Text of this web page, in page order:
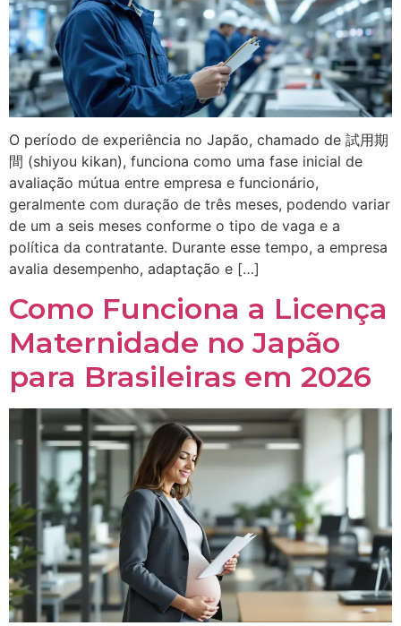
O período de experiência no Japão, chamado de 試用期
間 (shiyou kikan), funciona como uma fase inicial de
avaliação mútua entre empresa e funcionário,
geralmente com duração de três meses, podendo variar
de um a seis meses conforme o tipo de vaga e a
política da contratante. Durante esse tempo, a empresa
avalia desempenho, adaptação e […]
Como Funciona a Licença
Maternidade no Japão
para Brasileiras em 2026